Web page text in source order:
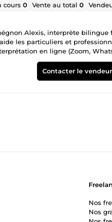
cours0 Vente au total0
Alexis, interprète
les particuliers et
en ligne (Zoom,
d’échanges commerciaux
? Maîtrise professionnelle
des délais Confidentialité
Contacter le vendeur
Nos
Nos